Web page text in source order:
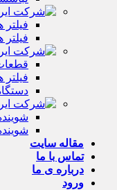
مقاله سایت
تماس با ما
درباره ی ما
ورود